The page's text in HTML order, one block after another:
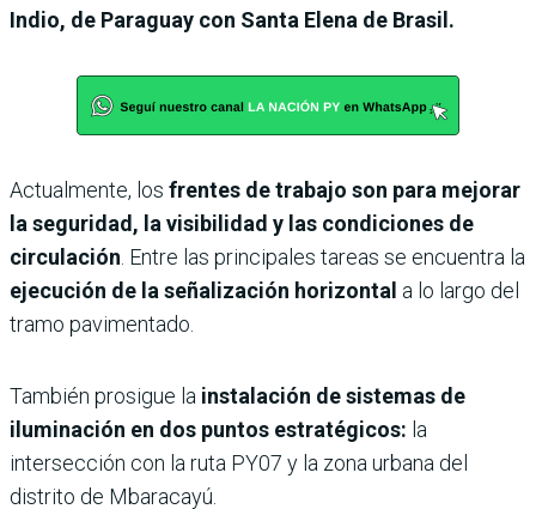
Indio, de Paraguay con Santa Elena de Brasil.
Actualmente, los frentes de trabajo son para mejorar
la seguridad, la visibilidad y las condiciones de
circulación . Entre las principales tareas se encuentra la
ejecución de la señalización horizontal a lo largo del
tramo pavimentado.
También prosigue la instalación de sistemas de
iluminación en dos puntos estratégicos: la
intersección con la ruta PY07 y la zona urbana del
distrito de Mbaracayú.